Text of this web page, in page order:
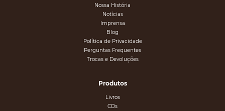
Nossa História
Notícias
Imprensa
Blog
Política de Privacidade
Perguntas Frequentes
Trocas e Devoluções
Produtos
Livros
CDs